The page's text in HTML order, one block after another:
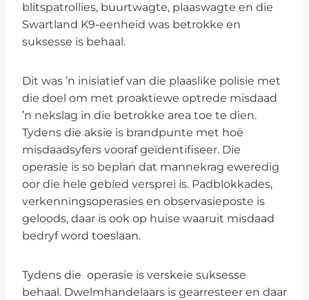
blitspatrollies, buurtwagte, plaaswagte en die
Swartland K9-eenheid was betrokke en
suksesse is behaal.
Dit was ’n inisiatief van die plaaslike polisie met
die doel om met proaktiewe optrede misdaad
’n nekslag in die betrokke area toe te dien.
Tydens die aksie is brandpunte met hoë
misdaadsyfers vooraf geïdentifiseer. Die
operasie is so beplan dat mannekrag eweredig
oor die hele gebied versprei is. Padblokkades,
verkenningsoperasies en observasieposte is
geloods, daar is ook op huise waaruit misdaad
bedryf word toeslaan.
Tydens die operasie is verskeie suksesse
behaal. Dwelmhandelaars is gearresteer en daar